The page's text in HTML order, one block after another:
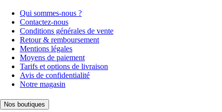
Qui sommes-nous ?
Contactez-nous
Conditions générales de vente
Retour & remboursement
Mentions légales
Moyens de paiement
Tarifs et options de livraison
Avis de confidentialité
Notre magasin
Nos boutiques